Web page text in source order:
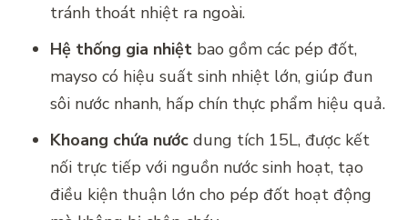
tránh thoát nhiệt ra ngoài.
Hệ thống gia nhiệt bao gồm các pép đốt,
mayso có hiệu suất sinh nhiệt lớn, giúp đun
sôi nước nhanh, hấp chín thực phẩm hiệu quả.
Khoang chứa nước dung tích 15L, được kết
nối trực tiếp với nguồn nước sinh hoạt, tạo
điều kiện thuận lớn cho pép đốt hoạt động